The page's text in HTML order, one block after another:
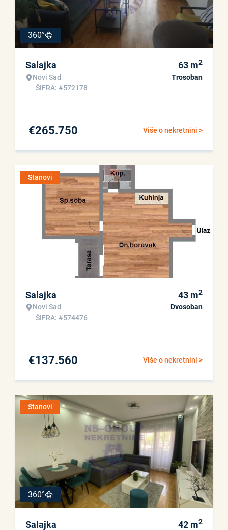
360°
Salajka
Novi Sad
ŠIFRA: #572178
63 m2
Trosoban
Više o nekretnini >
€265.750
Stanovi
Salajka
Novi Sad
ŠIFRA: #574476
43 m2
Dvosoban
Više o nekretnini >
€137.560
Stanovi
360°
Salajka 42 m2